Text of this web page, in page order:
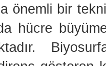
önemli bir
hücre